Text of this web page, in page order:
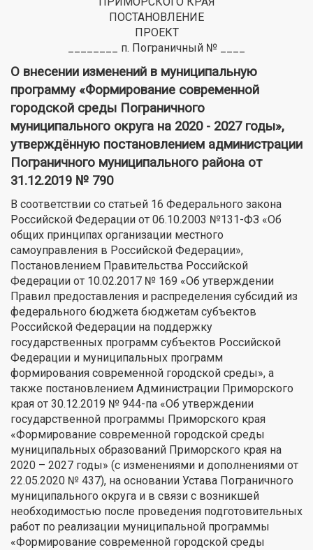
ПОСТАНОВЛЕНИЕ
ПРОЕКТ
________ п. Пограничный № ____
О внесении изменений в муниципальную
программу «Формирование современной
городской среды Пограничного
муниципального округа на 2020 - 2027 годы»,
утверждённую постановлением администрации
Пограничного муниципального района от
31.12.2019 № 790
В соответствии со статьей 16 Федерального закона
Российской Федерации от 06.10.2003 №131-ФЗ «Об
общих принципах организации местного
самоуправления в Российской Федерации»,
Постановлением Правительства Российской
Федерации от 10.02.2017 № 169 «Об утверждении
Правил предоставления и распределения субсидий из
федерального бюджета бюджетам субъектов
Российской Федерации на поддержку
государственных программ субъектов Российской
Федерации и муниципальных программ
формирования современной городской среды», а
также постановлением Администрации Приморского
края от 30.12.2019 № 944-па «Об утверждении
государственной программы Приморского края
«Формирование современной городской среды
муниципальных образований Приморского края на
2020 – 2027 годы» (с изменениями и дополнениями от
22.05.2020 № 437), на основании Устава Пограничного
муниципального округа и в связи с возникшей
необходимостью после проведения подготовительных
работ по реализации муниципальной программы
«Формирование современной городской среды